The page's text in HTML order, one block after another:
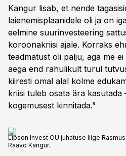
Kangur lisab, et nende
laienemisplaanidele oli ja on
eelmine suurinvesteering
koroonakriisi ajale. Korraks
teadmatust oli palju, aga me
aega end rahulikult turul
kiiresti omal alal kolme
kriisi tuleb osata ära kasutada
kogemusest kinnitada.”
Lipson Invest OÜ juhatuse liige
Raavo Kangur.